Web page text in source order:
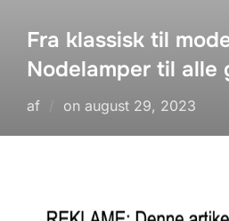
Fra klassisk til
Nodelamper til alle
af on Udgivet
august 29, 2023